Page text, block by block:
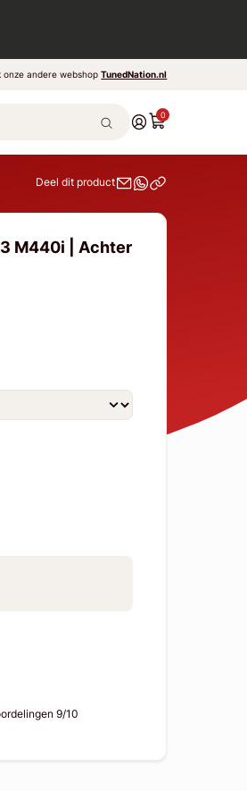
onze andere webshopTunedNation.nl
0
Deel dit product
M440i | Achter
9/10